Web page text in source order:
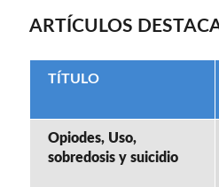
ARTÍCULOS
TÍTULO
Opiodes, Uso,
sobredosis y suicidio